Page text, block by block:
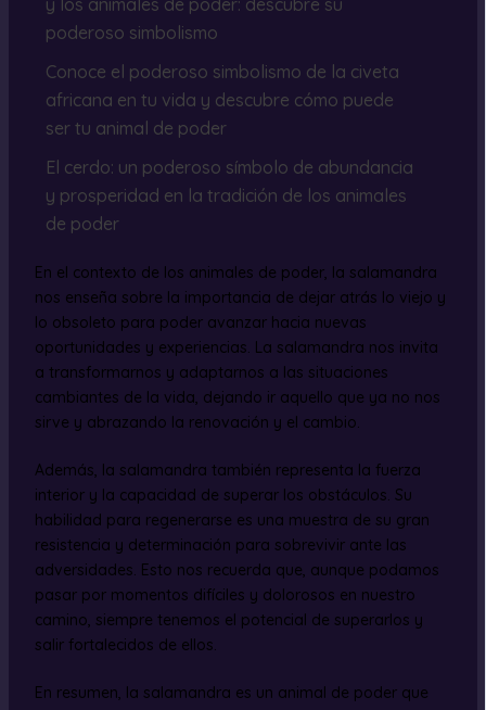
y los animales de poder: descubre su
poderoso simbolismo
Conoce el poderoso simbolismo de la civeta
africana en tu vida y descubre cómo puede
ser tu animal de poder
El cerdo: un poderoso símbolo de abundancia
y prosperidad en la tradición de los animales
de poder
En el contexto de los animales de poder, la salamandra
nos enseña sobre la importancia de dejar atrás lo viejo y
lo obsoleto para poder avanzar hacia nuevas
oportunidades y experiencias. La salamandra nos invita
a transformarnos y adaptarnos a las situaciones
cambiantes de la vida, dejando ir aquello que ya no nos
sirve y abrazando la renovación y el cambio.
Además, la salamandra también representa la fuerza
interior y la capacidad de superar los obstáculos. Su
habilidad para regenerarse es una muestra de su gran
resistencia y determinación para sobrevivir ante las
adversidades. Esto nos recuerda que, aunque podamos
pasar por momentos difíciles y dolorosos en nuestro
camino, siempre tenemos el potencial de superarlos y
salir fortalecidos de ellos.
En resumen, la salamandra es un animal de poder que